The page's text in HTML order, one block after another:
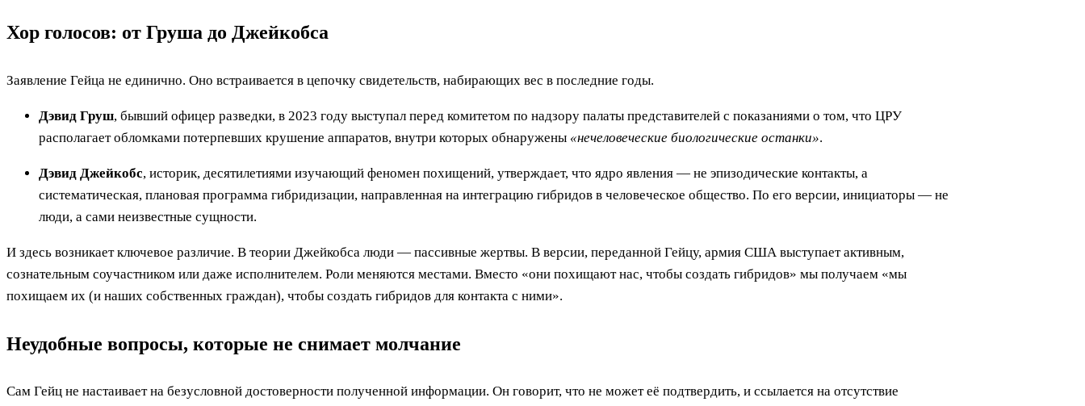
Хор голосов: от Груша до Джейкобса
Заявление Гейца не единично. Оно встраивается в цепочку свидетельств, набирающих вес в последние годы.
Дэвид Груш, бывший офицер разведки, в 2023 году выступал перед комитетом по надзору палаты представителей с показаниями о том, что ЦРУ
располагает обломками потерпевших крушение аппаратов, внутри которых обнаружены «нечеловеческие биологические останки».
Дэвид Джейкобс, историк, десятилетиями изучающий феномен похищений, утверждает, что ядро явления — не эпизодические контакты, а
систематическая, плановая программа гибридизации, направленная на интеграцию гибридов в человеческое общество. По его версии, инициаторы — не
люди, а сами неизвестные сущности.
И здесь возникает ключевое различие. В теории Джейкобса люди — пассивные жертвы. В версии, переданной Гейцу, армия США выступает активным,
сознательным соучастником или даже исполнителем. Роли меняются местами. Вместо «они похищают нас, чтобы создать гибридов» мы получаем «мы
похищаем их (и наших собственных граждан), чтобы создать гибридов для контакта с ними».
Неудобные вопросы, которые не снимает молчание
Сам Гейц не настаивает на безусловной достоверности полученной информации. Он говорит, что не может её подтвердить, и ссылается на отсутствие